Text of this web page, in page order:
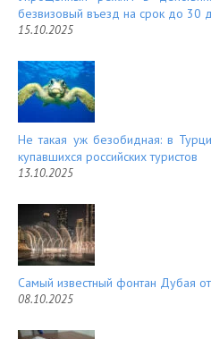
безвизовый въезд на срок до 30
15.10.2025
Не такая уж безобидная: в
купавшихся российских туристов
13.10.2025
Самый известный фонтан Дубая
08.10.2025